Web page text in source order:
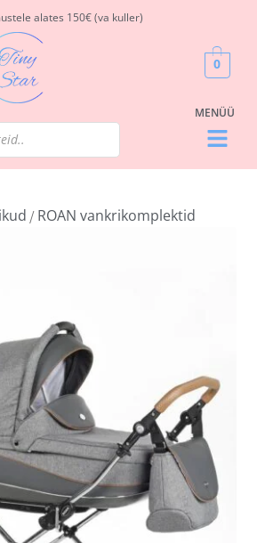
alates 150€ (va kuller)
0
/ ROAN vankrikomplektid